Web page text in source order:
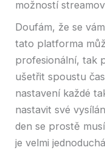
možností
Doufám, že se
tato platforma
profesionální, tak
ušetřit spoustu
nastavení každé
nastavit své
den se prostě
je velmi